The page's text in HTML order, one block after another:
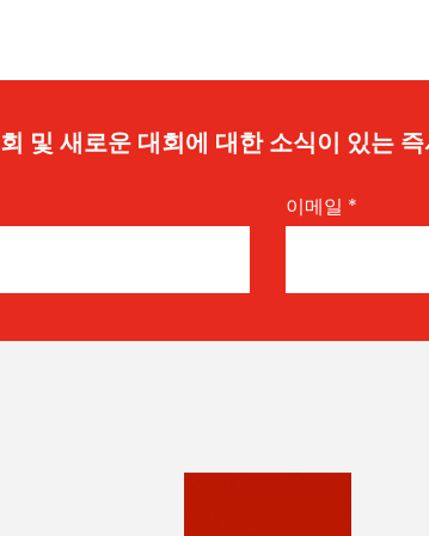
및 새로운 대회에 대한 소식이 있는
이메일 *